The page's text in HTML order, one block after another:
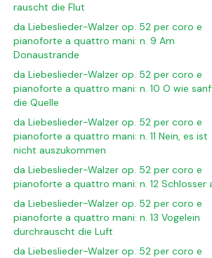
rauscht die Flut
da Liebeslieder-Walzer op. 52 per coro e
pianoforte a quattro mani: n. 9 Am
Donaustrande
da Liebeslieder-Walzer op. 52 per coro e
pianoforte a quattro mani: n. 10 O wie
die Quelle
da Liebeslieder-Walzer op. 52 per coro e
pianoforte a quattro mani: n. 11 Nein, es ist
nicht auszukommen
da Liebeslieder-Walzer op. 52 per coro e
pianoforte a quattro mani: n. 12 Schlosser
da Liebeslieder-Walzer op. 52 per coro e
pianoforte a quattro mani: n. 13 Vogelein
durchrauscht die Luft
da Liebeslieder-Walzer op. 52 per coro e